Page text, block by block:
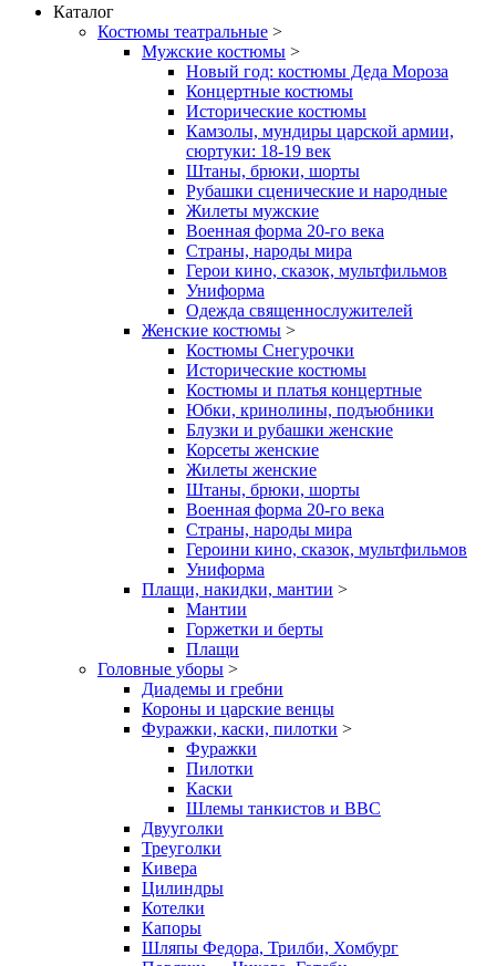
Каталог
Костюмы театральные >
Мужские костюмы >
Новый год: костюмы Деда Мороза
Концертные костюмы
Исторические костюмы
Камзолы, мундиры царской армии,
сюртуки: 18-19 век
Штаны, брюки, шорты
Рубашки сценические и народные
Жилеты мужские
Военная форма 20-го века
Страны, народы мира
Герои кино, сказок, мультфильмов
Униформа
Одежда священнослужителей
Женские костюмы >
Костюмы Снегурочки
Исторические костюмы
Костюмы и платья концертные
Юбки, кринолины, подъюбники
Блузки и рубашки женские
Корсеты женские
Жилеты женские
Штаны, брюки, шорты
Военная форма 20-го века
Страны, народы мира
Героини кино, сказок, мультфильмов
Униформа
Плащи, накидки, мантии >
Мантии
Горжетки и берты
Плащи
Головные уборы >
Диадемы и гребни
Короны и царские венцы
Фуражки, каски, пилотки >
Фуражки
Пилотки
Каски
Шлемы танкистов и ВВС
Двууголки
Треуголки
Кивера
Цилиндры
Котелки
Капоры
Шляпы Федора, Трилби, Хомбург